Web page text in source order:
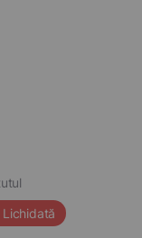
Lichidată